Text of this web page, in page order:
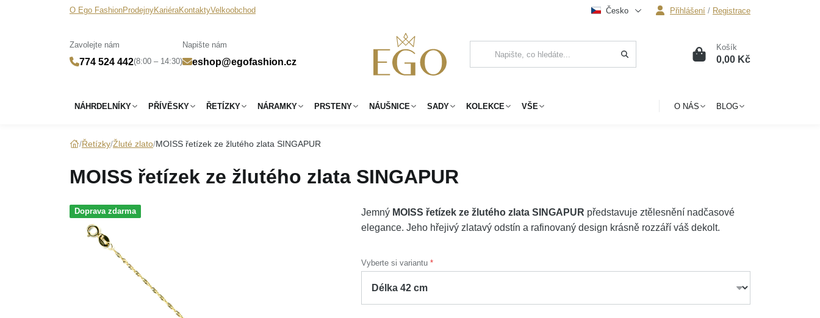
O Ego FashionProdejnyKariéraKontaktyVelkoobchod
Zavolejte nám
774 524 442(8:00 – 14:30)
Napište nám
eshop@egofashion.cz
Česko Přihlášení / Registrace
0 Košík
0,00 Kč
NÁHRDELNÍKY PŘÍVĚSKY ŘETÍZKY NÁRAMKY PRSTENY NÁUŠNICE SADY KOLEKCE VŠE O NÁS BLOG
Řetízky Žluté zlato MOISS řetízek ze žlutého zlata SINGAPUR
MOISS řetízek ze žlutého zlata SINGAPUR
Doprava zdarma Jemný MOISS řetízek ze žlutého zlata SINGAPUR představuje ztělesnění nadčasové
elegance. Jeho hřejivý zlatavý odstín a rafinovaný design krásně rozzáří váš dekolt.
Vyberte si variantu